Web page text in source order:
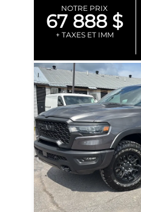
NOTRE PRIX
67 888 $
+ TAXES ET IMM